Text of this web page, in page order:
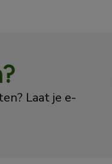
Laat je e-